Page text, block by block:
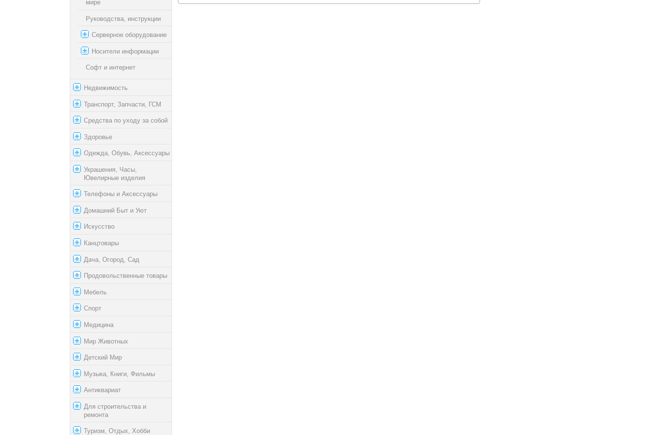
мире
Руководства, инструкции
Серверное оборудование
Носители информации
Софт и интернет
Недвижимость
Транспорт, Запчасти, ГСМ
Средства по уходу за собой
Здоровье
Одежда, Обувь, Аксессуары
Украшения, Часы,
Ювелирные изделия
Телефоны и Аксессуары
Домашний Быт и Уют
Искусство
Канцтовары
Дача, Огород, Сад
Продовольственные товары
Мебель
Спорт
Медицина
Мир Животных
Детский Мир
Музыка, Книги, Фильмы
Антиквариат
Для строительства и
ремонта
Туризм, Отдых, Хобби